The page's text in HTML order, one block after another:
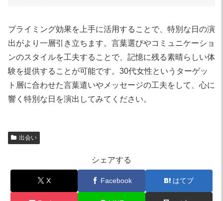
プライミング効果を上手に活用することで、特別な日の演
出がより一層引き立ちます。言葉選びやコミュニケーショ
ンのスタイルを工夫することで、記憶に残る素晴らしい体
験を提供することが可能です。30代女性というターゲッ
ト層に合わせた言葉遣いやメッセージの工夫をして、心に
響く特別な日を演出してみてください。
出会い
シェアする
X Facebook はてブ